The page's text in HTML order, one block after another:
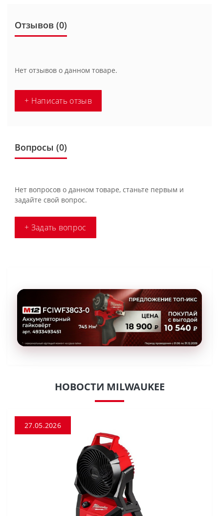
Отзывов (0)
Нет отзывов о данном товаре.
+ Написать отзыв
Вопросы (0)
Нет вопросов о данном товаре, станьте первым и
задайте свой вопрос.
+ Задать вопрос
НОВОСТИ MILWAUKEE
27.05.2026